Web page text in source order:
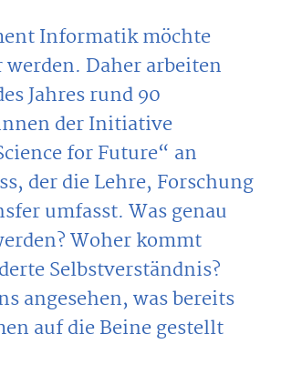
Informatik möchte
Daher arbeiten
Jahres rund 90
der Initiative
for Future“ an
der die Lehre, Forschung
umfasst. Was genau
Woher kommt
Selbstverständnis?
angesehen, was bereits
auf die Beine gestellt